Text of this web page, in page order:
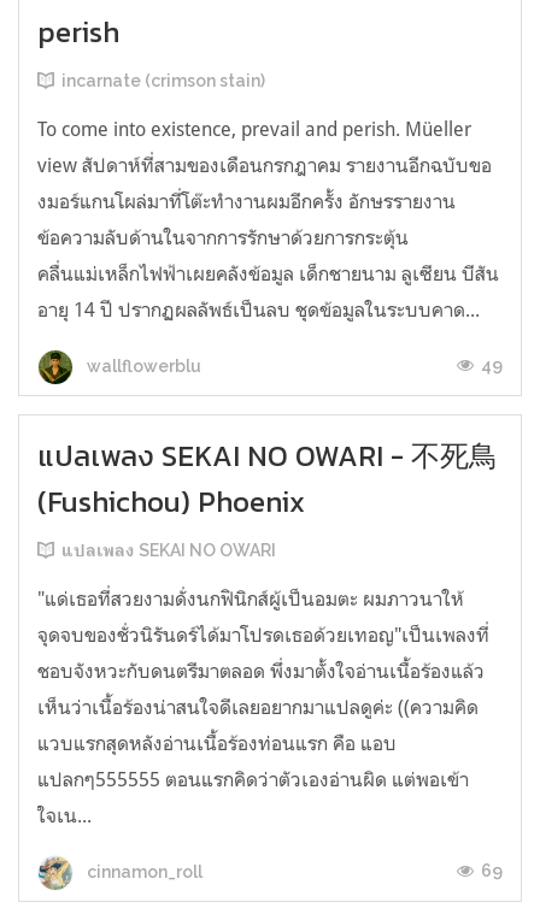
perish
incarnate (crimson stain)
To come into existence, prevail and perish. Müeller
view สัปดาห์ที่สามของเดือนกรกฎาคม รายงานอีกฉบับขอ
งมอร์แกนโผล่มาที่โต๊ะทำงานผมอีกครั้ง อักษรรายงาน
ข้อความลับด้านในจากการรักษาด้วยการกระตุ้น
คลื่นแม่เหล็กไฟฟ้าเผยคลังข้อมูล เด็กชายนาม ลูเซียน บีสัน
อายุ 14 ปี ปรากฏผลลัพธ์เป็นลบ ชุดข้อมูลในระบบคาด...
wallflowerblu 49
แปลเพลง SEKAI NO OWARI - 不死鳥
(Fushichou) Phoenix
แปลเพลง SEKAI NO OWARI
"แด่เธอที่สวยงามดั่งนกฟินิกส์ผู้เป็นอมตะ ผมภาวนาให้
จุดจบของชั่วนิรันดร์ได้มาโปรดเธอด้วยเทอญ"เป็นเพลงที่
ชอบจังหวะกับดนตรีมาตลอด พึ่งมาตั้งใจอ่านเนื้อร้องแล้ว
เห็นว่าเนื้อร้องน่าสนใจดีเลยอยากมาแปลดูค่ะ ((ความคิด
แวบแรกสุดหลังอ่านเนื้อร้องท่อนแรก คือ แอบ
แปลกๆ555555 ตอนแรกคิดว่าตัวเองอ่านผิด แต่พอเข้า
ใจเน...
cinnamon_roll 69